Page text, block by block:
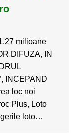
milioane
DIFUZA, IN
INCEPAND
loc noi
Plus, Loto
loto…